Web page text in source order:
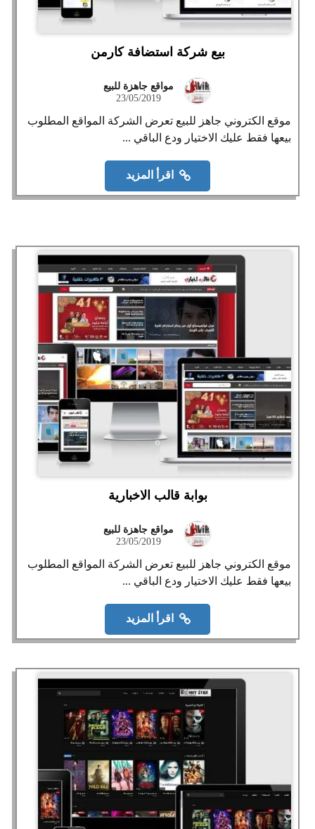
بيع شركة استضافة كارمن
مواقع جاهزة للبيع
23/05/2019
موقع الكتروني جاهز للبيع تعرض الشركة المواقع المطلوب
بيعها فقط عليك الاختيار ودع الباقي ...
اقرأ المزيد
بوابة قالب الاخبارية
مواقع جاهزة للبيع
23/05/2019
موقع الكتروني جاهز للبيع تعرض الشركة المواقع المطلوب
بيعها فقط عليك الاختيار ودع الباقي ...
اقرأ المزيد